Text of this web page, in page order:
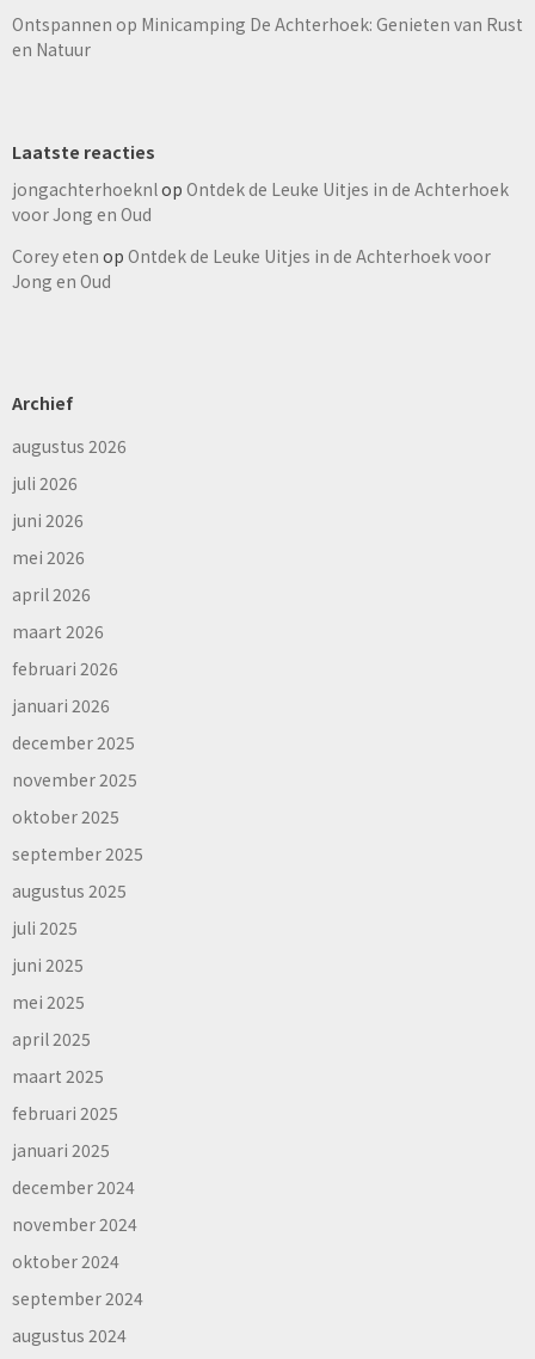
Ontspannen op Minicamping De Achterhoek: Genieten van Rust
en Natuur
Laatste reacties
jongachterhoeknlop Ontdek de Leuke Uitjes in de Achterhoek
voor Jong en Oud
Corey eten op Ontdek de Leuke Uitjes in de Achterhoek voor
Jong en Oud
Archief
augustus 2026
juli 2026
juni 2026
mei 2026
april 2026
maart 2026
februari 2026
januari 2026
december 2025
november 2025
oktober 2025
september 2025
augustus 2025
juli 2025
juni 2025
mei 2025
april 2025
maart 2025
februari 2025
januari 2025
december 2024
november 2024
oktober 2024
september 2024
augustus 2024